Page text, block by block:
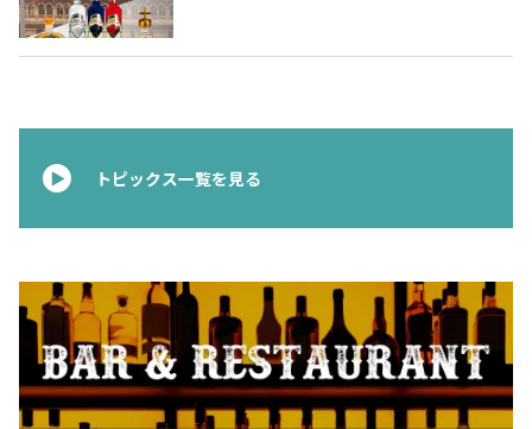
トピックス一覧を見る